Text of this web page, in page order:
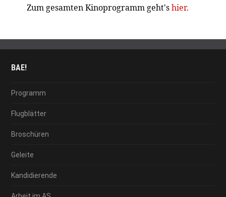
Zum gesamten Kinoprogramm geht'shier.
BAE!
Programm
Flugblätter
Broschüren
Geleite
Kandidierende